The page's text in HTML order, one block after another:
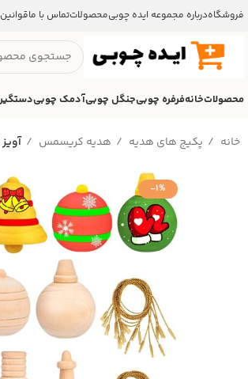
فروشگاهدرباره مجموعه ایده چوبیمحصولاتتماس با ما
محصولاتخانهفرفره چوبیجنگل چوبیآدمک چوبی
خانه پکیج های هدیه هدیه کریسمس
-1%